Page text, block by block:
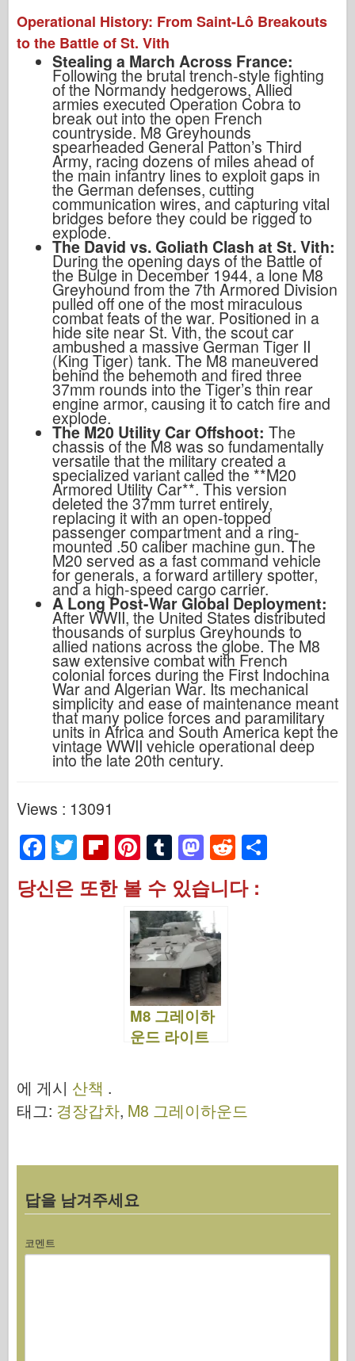
Operational History: From Saint-Lô Breakouts
to the Battle of St. Vith
Stealing a March Across France:
Following the brutal trench-style fighting
of the Normandy hedgerows, Allied
armies executed Operation Cobra to
break out into the open French
countryside. M8 Greyhounds
spearheaded General Patton’s Third
Army, racing dozens of miles ahead of
the main infantry lines to exploit gaps in
the German defenses, cutting
communication wires, and capturing vital
bridges before they could be rigged to
explode.
The David vs. Goliath Clash at St. Vith:
During the opening days of the Battle of
the Bulge in December 1944, a lone M8
Greyhound from the 7th Armored Division
pulled off one of the most miraculous
combat feats of the war. Positioned in a
hide site near St. Vith, the scout car
ambushed a massive German Tiger II
(King Tiger) tank. The M8 maneuvered
behind the behemoth and fired three
37mm rounds into the Tiger’s thin rear
engine armor, causing it to catch fire and
explode.
The M20 Utility Car Offshoot: The
chassis of the M8 was so fundamentally
versatile that the military created a
specialized variant called the **M20
Armored Utility Car**. This version
deleted the 37mm turret entirely,
replacing it with an open-topped
passenger compartment and a ring-
mounted .50 caliber machine gun. The
M20 served as a fast command vehicle
for generals, a forward artillery spotter,
and a high-speed cargo carrier.
A Long Post-War Global Deployment:
After WWII, the United States distributed
thousands of surplus Greyhounds to
allied nations across the globe. The M8
saw extensive combat with French
colonial forces during the First Indochina
War and Algerian War. Its mechanical
simplicity and ease of maintenance meant
that many police forces and paramilitary
units in Africa and South America kept the
vintage WWII vehicle operational deep
into the late 20th century.
Views : 13091
F
a
c
T
wi
tt
Fl
ip
b
ar
Pi
nt
er
e
st
T
u
m
bl
r
M
a
st
o
d
o
n
R
e
d
당신은 또한 볼 수 있습니다 :
M8 그레이하
운드 라이트
에 게시 산책 .
태그: 경장갑차, M8 그레이하운드
답을 남겨주세요
코멘트